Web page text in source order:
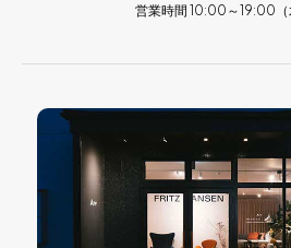
営業時間 10:00～19:00（